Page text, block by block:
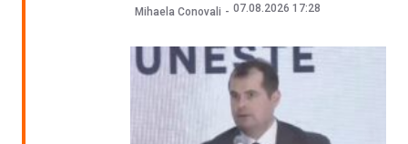
Mihaela Conovali 07.08.2026 17:28